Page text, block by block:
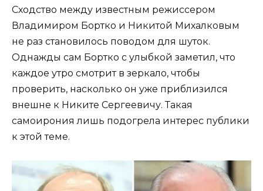
Сходство между известным режиссером
Владимиром Бортко и Никитой Михалковым
не раз становилось поводом для шуток.
Однажды сам Бортко с улыбкой заметил, что
каждое утро смотрит в зеркало, чтобы
проверить, насколько он уже приблизился
внешне к Никите Сергеевичу. Такая
самоирония лишь подогрела интерес публики
к этой теме.